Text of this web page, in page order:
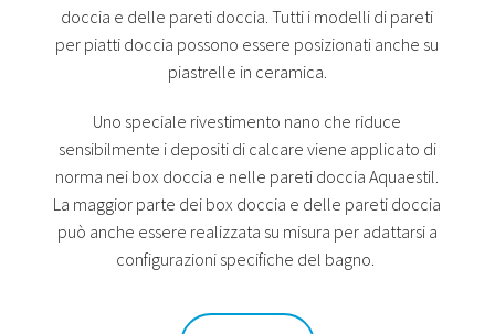
doccia e delle pareti doccia. Tutti i modelli di pareti
per piatti doccia possono essere posizionati anche su
piastrelle in ceramica.
Uno speciale rivestimento nano che riduce
sensibilmente i depositi di calcare viene applicato di
norma nei box doccia e nelle pareti doccia Aquaestil.
La maggior parte dei box doccia e delle pareti doccia
può anche essere realizzata su misura per adattarsi a
configurazioni specifiche del bagno.